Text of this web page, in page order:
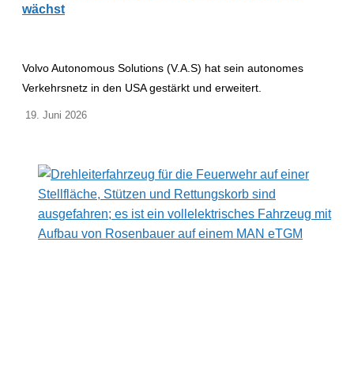
wächst
Volvo Autonomous Solutions (V.A.S) hat sein autonomes
Verkehrsnetz in den USA gestärkt und erweitert.
19. Juni 2026